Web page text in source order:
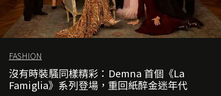
FASHION
沒有時裝騷同樣精彩：Demna 首個《La
Famiglia》系列登場，重回紙醉金迷年代